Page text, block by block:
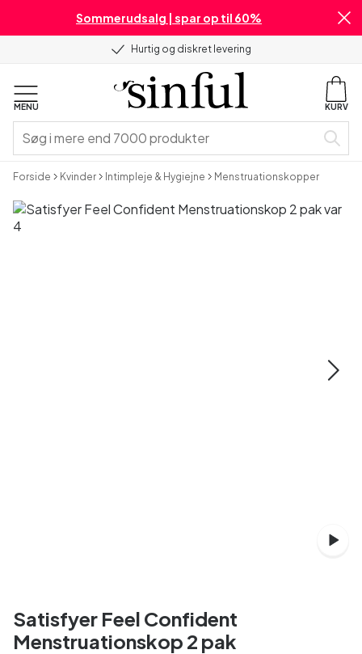
Sommerudsalg | spar op til 60%
Hurtig og diskret levering
MENU KURV
Forside Kvinder Intimpleje & Hygiejne Menstruationskopper
Satisfyer Feel Confident
Menstruationskop 2 pak